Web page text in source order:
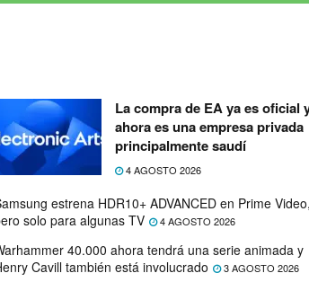
La compra de EA ya es oficial
ahora es una empresa privada
principalmente saudí
4 AGOSTO 2026
estrena HDR10+ ADVANCED en Prime Video,
solo para algunas TV
4 AGOSTO 2026
40.000 ahora tendrá una serie animada y
Cavill también está involucrado
3 AGOSTO 2026